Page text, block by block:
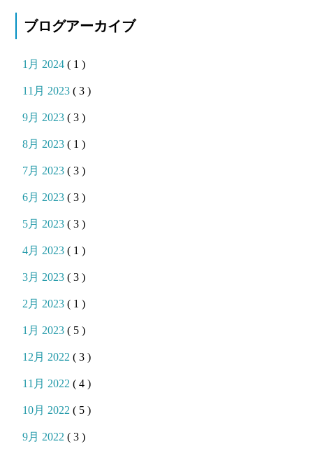
ブログアーカイブ
1月 2024( 1 )
11月 2023( 3 )
9月 2023( 3 )
8月 2023( 1 )
7月 2023( 3 )
6月 2023( 3 )
5月 2023( 3 )
4月 2023( 1 )
3月 2023( 3 )
2月 2023( 1 )
1月 2023( 5 )
12月 2022( 3 )
11月 2022( 4 )
10月 2022( 5 )
9月 2022( 3 )